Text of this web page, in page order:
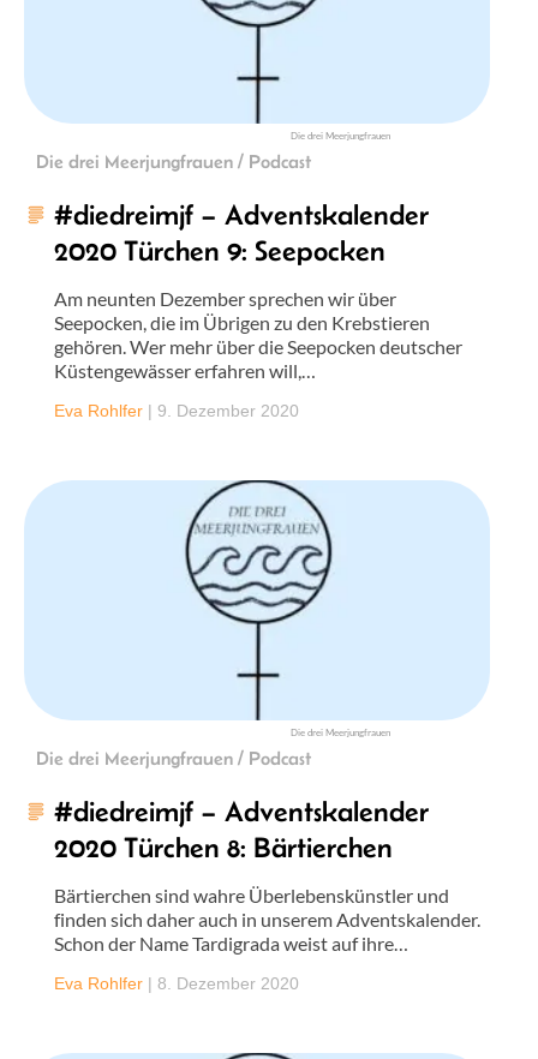
Die drei Meerjungfrauen
Die drei Meerjungfrauen / Podcast
#diedreimjf – Adventskalender
2020 Türchen 9: Seepocken
Am neunten Dezember sprechen wir über
Seepocken, die im Übrigen zu den Krebstieren
gehören. Wer mehr über die Seepocken deutscher
Küstengewässer erfahren will,…
Eva Rohlfer | 9. Dezember 2020
Die drei Meerjungfrauen
Die drei Meerjungfrauen / Podcast
#diedreimjf – Adventskalender
2020 Türchen 8: Bärtierchen
Bärtierchen sind wahre Überlebenskünstler und
finden sich daher auch in unserem Adventskalender.
Schon der Name Tardigrada weist auf ihre…
Eva Rohlfer | 8. Dezember 2020